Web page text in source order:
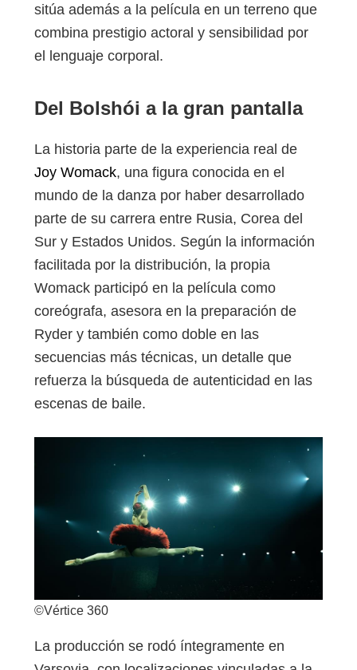
sitúa además a la película en un terreno que
combina prestigio actoral y sensibilidad por
el lenguaje corporal.
Del Bolshói a la gran pantalla
La historia parte de la experiencia real de
Joy Womack, una figura conocida en el
mundo de la danza por haber desarrollado
parte de su carrera entre Rusia, Corea del
Sur y Estados Unidos. Según la información
facilitada por la distribución, la propia
Womack participó en la película como
coreógrafa, asesora en la preparación de
Ryder y también como doble en las
secuencias más técnicas, un detalle que
refuerza la búsqueda de autenticidad en las
escenas de baile.
©Vértice 360
La producción se rodó íntegramente en